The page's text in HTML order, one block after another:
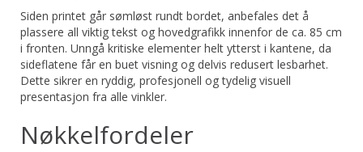
Siden printet går sømløst rundt bordet, anbefales det å
plassere all viktig tekst og hovedgrafikk innenfor de ca. 85 cm
i fronten. Unngå kritiske elementer helt ytterst i kantene, da
sideflatene får en buet visning og delvis redusert lesbarhet.
Dette sikrer en ryddig, profesjonell og tydelig visuell
presentasjon fra alle vinkler.
Nøkkelfordeler